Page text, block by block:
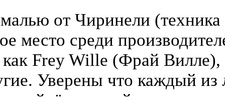
от Чиринели (техника
место среди
Frey Wille (Фрай
Уверены что каждый